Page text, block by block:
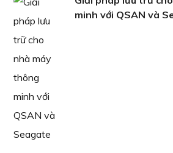
minh với QSAN và